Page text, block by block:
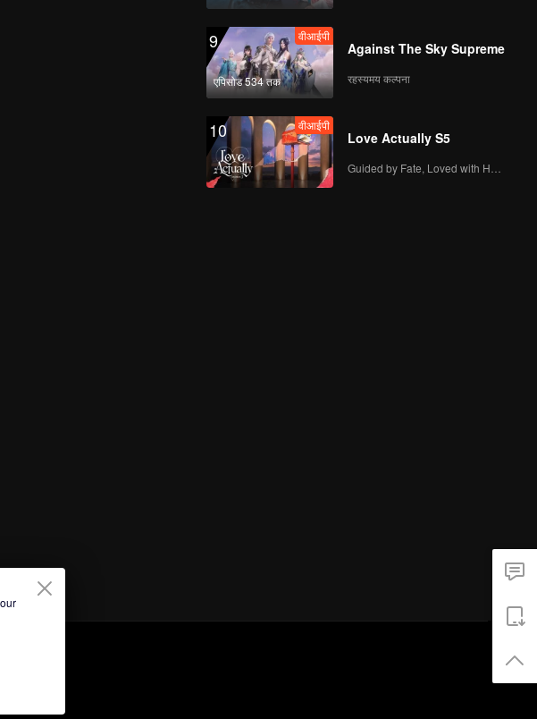
9
एपिसोड 534 तक
वीआईपी
Against The Sky Supreme
रहस्यमय कल्पना
10 वीआईपी
Love Actually S5